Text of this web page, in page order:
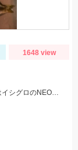
1648 view
スタッフ大戸の釣果。雨前で45分でこの釣果。仕掛けはイシグロのNEO 豆アジマッチ２号にて。